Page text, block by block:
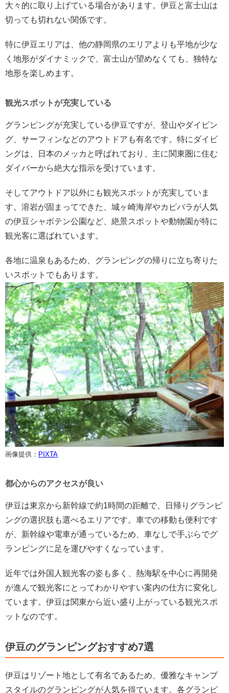
大々的に取り上げている場合があります。伊豆と富士山は
切っても切れない関係です。
特に伊豆エリアは、他の静岡県のエリアよりも平地が少な
く地形がダイナミックで、富士山が望めなくても、独特な
地形を楽しめます。
観光スポットが充実している
グランピングが充実している伊豆ですが、登山やダイビン
グ、サーフィンなどのアウトドアも有名です。特にダイビ
ングは、日本のメッカと呼ばれており、主に関東圏に住む
ダイバーから絶大な指示を受けています。
そしてアウトドア以外にも観光スポットが充実していま
す。溶岩が固まってできた、城ヶ崎海岸やカピバラが人気
の伊豆シャボテン公園など、絶景スポットや動物園が特に
観光客に選ばれています。
各地に温泉もあるため、グランピングの帰りに立ち寄りた
いスポットでもあります。
画像提供： PIXTA
都心からのアクセスが良い
伊豆は東京から新幹線で約1時間の距離で、日帰りグランピ
ングの選択肢も選べるエリアです。車での移動も便利です
が、新幹線や電車が通っているため、車なしで手ぶらでグ
ランピングに足を運びやすくなっています。
近年では外国人観光客の姿も多く、熱海駅を中心に再開発
が進んで観光客にとってわかりやすい案内の仕方に変化し
ています。伊豆は関東から近い盛り上がっている観光スポ
ットなのです。
伊豆のグランピングおすすめ7選
伊豆はリゾート地として有名であるため、優雅なキャンプ
スタイルのグランピングが人気を得ています。各グランピ